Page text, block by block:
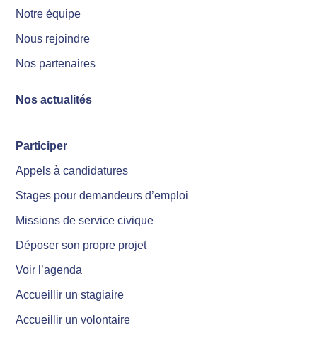
Notre équipe
Nous rejoindre
Nos partenaires
Nos actualités
Participer
Appels à candidatures
Stages pour demandeurs d’emploi
Missions de service civique
Déposer son propre projet
Voir l’agenda
Accueillir un stagiaire
Accueillir un volontaire